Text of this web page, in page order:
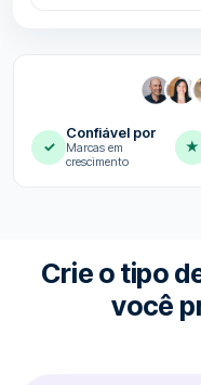
✓
Confiável por
Marcas em
crescimento
★
Crie o tipo
você